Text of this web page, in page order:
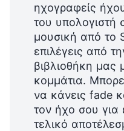
ηχογραφείς
του υπολογιστή
μουσική από το
επιλέγεις από
βιβλιοθήκη
κομμάτια.
να κάνεις fade
τον ήχο σου για
τελικό